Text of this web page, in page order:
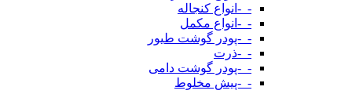
-_-انواع کنجاله
-_-انواع مکمل
-_-پودر گوشت طیور
-_-ذرت
-_-پودر گوشت دامی
-_-پیش مخلوط